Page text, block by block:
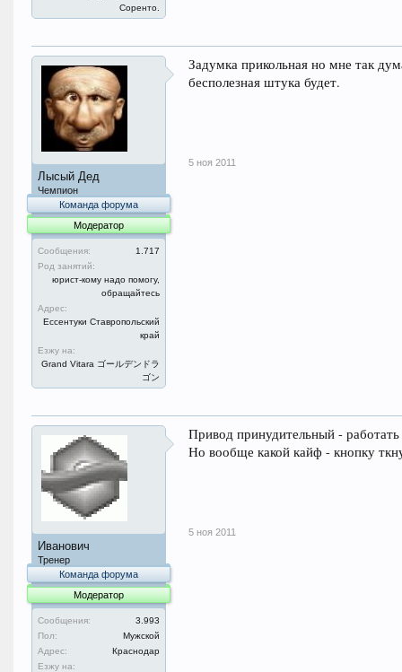
Соренто.
Лысый Дед
Чемпион
Команда форума
Модератор
Сообщения:
1.717
Род занятий:
юрист-кому надо помогу,
обращайтесь
Адрес:
Ессентуки Ставропольский
край
Езжу на:
Grand Vitara ゴールデンドラ
ゴン
Задумка прикольная но мне так
бесполезная штука будет.
5 ноя 2011
Иванович
Тренер
Команда форума
Модератор
Сообщения:
3.993
Пол:
Мужской
Адрес:
Краснодар
Езжу на:
Привод принудительный - работать
Но вообще какой кайф - кнопку
5 ноя 2011